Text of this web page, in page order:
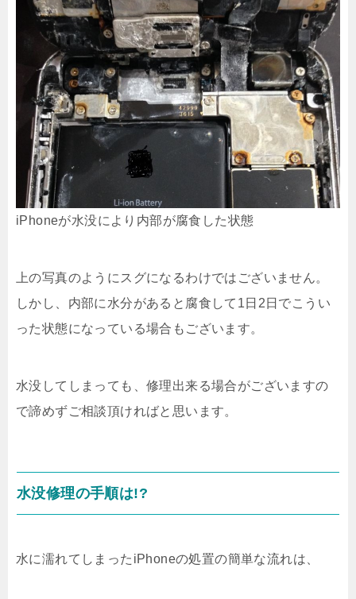
iPhoneが水没により内部が腐食した状態
上の写真のようにスグになるわけではございません。
しかし、内部に水分があると腐食して1日2日でこうい
った状態になっている場合もございます。
水没してしまっても、修理出来る場合がございますの
で諦めずご相談頂ければと思います。
水没修理の手順は!?
水に濡れてしまったiPhoneの処置の簡単な流れは、